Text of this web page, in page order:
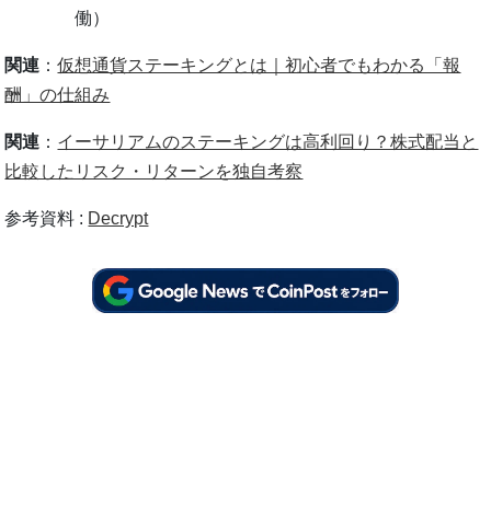
働）
関連 ：仮想通貨ステーキングとは｜初心者でもわかる「報
酬」の仕組み
関連 ： イーサリアムのステーキングは高利回り？株式配当と
比較したリスク・リターンを独自考察
参考資料 : Decrypt